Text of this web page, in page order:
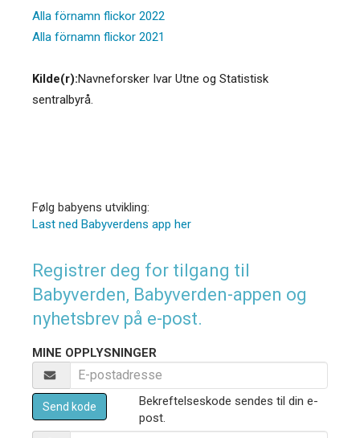
Alla förnamn flickor 2022
Alla förnamn flickor 2021
Kilde(r):Navneforsker Ivar Utne og Statistisk
sentralbyrå.
Følg babyens utvikling:
Last ned Babyverdens app her
Registrer deg for tilgang til
Babyverden, Babyverden-appen og
nyhetsbrev på e-post.
MINE OPPLYSNINGER
Send kode
Bekreftelseskode sendes til din e-
post.